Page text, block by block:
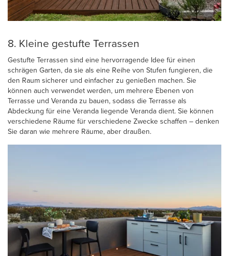
8. Kleine gestufte Terrassen
Gestufte Terrassen sind eine hervorragende Idee für einen
schrägen Garten, da sie als eine Reihe von Stufen fungieren, die
den Raum sicherer und einfacher zu genießen machen. Sie
können auch verwendet werden, um mehrere Ebenen von
Terrasse und Veranda zu bauen, sodass die Terrasse als
Abdeckung für eine Veranda liegende Veranda dient. Sie können
verschiedene Räume für verschiedene Zwecke schaffen – denken
Sie daran wie mehrere Räume, aber draußen.